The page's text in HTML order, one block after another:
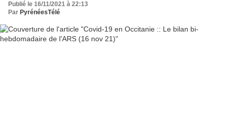
Publié le 16/11/2021 à 22:13
Par PyrénéesTélé